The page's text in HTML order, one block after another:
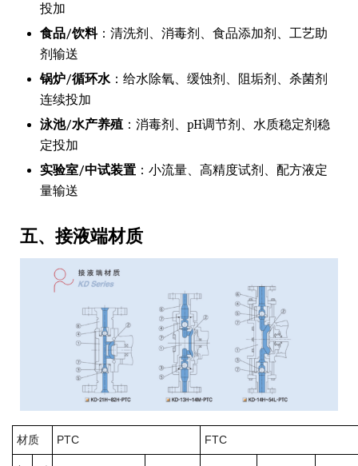
投加
食品/饮料：清洗剂、消毒剂、食品添加剂、工艺助
剂输送
锅炉/循环水：给水除氧、缓蚀剂、阻垢剂、杀菌剂
连续投加
泳池/水产养殖 ：消毒剂、pH调节剂、水质稳定剂稳
定投加
实验室/中试装置 ：小流量、高精度试剂、配方液定
量输送
五、接液端材质
材质 PTC FTC